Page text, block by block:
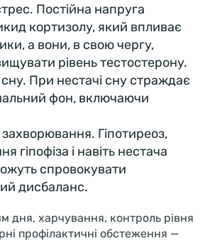
Постійна напруга
кортизолу, який впливає
а вони, в свою чергу,
рівень тестостерону.
При нестачі сну страждає
фон, включаючи
Гіпотиреоз,
гіпофіза і навіть нестача
спровокувати
дисбаланс.
дня, харчування, контроль рівня
профілактичні обстеження —